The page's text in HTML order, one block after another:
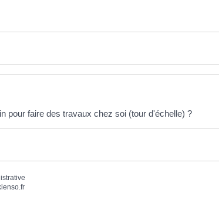
pour faire des travaux chez soi (tour d'échelle) ?